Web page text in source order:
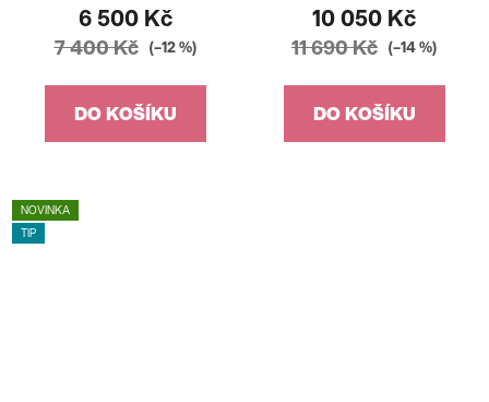
6 500 Kč
7 400 Kč (–12 %)
DO KOŠÍKU
10 050 Kč
11 690 Kč (–14 %)
DO KOŠÍKU
NOVINKA
TIP